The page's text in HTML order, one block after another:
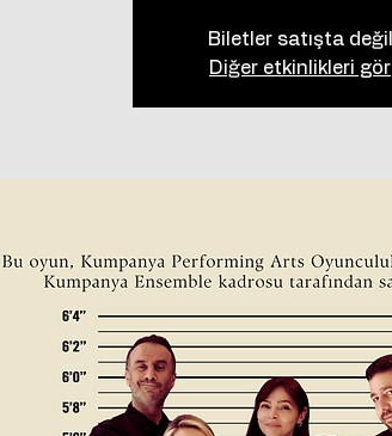
Biletler satışta değil
Diğer etkinlikleri gör